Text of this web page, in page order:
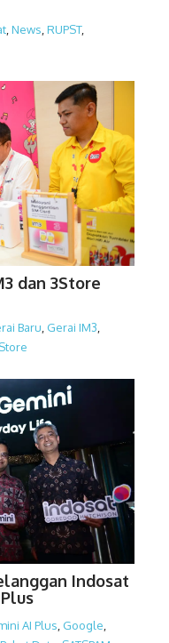
News RUPST,
dan 3Store
Baru Gerai IM3
Store
Indosat
AI Plus Google